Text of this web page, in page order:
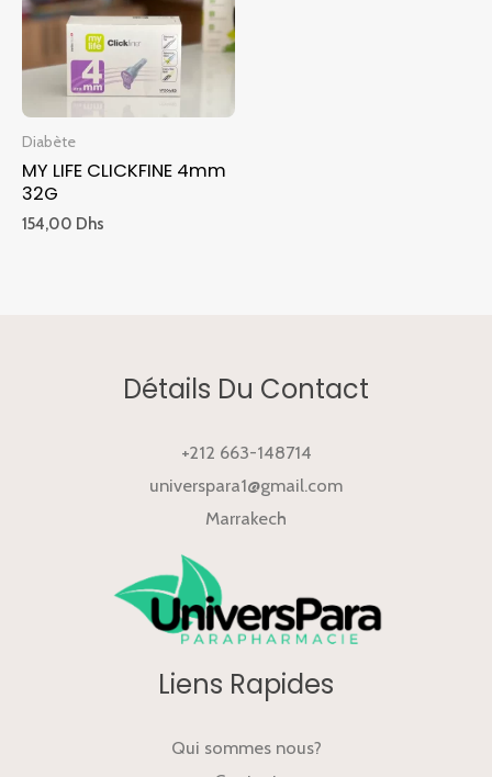
Diabète
MY LIFE CLICKFINE 4mm
32G
154,00 Dhs
Détails Du Contact
+212 663-148714
universpara1@gmail.com
Marrakech
Liens Rapides
Qui sommes nous?